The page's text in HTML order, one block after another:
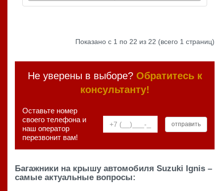
Показано с 1 по 22 из 22 (всего 1 страниц)
Не уверены в выборе? Обратитесь к
консультанту!
Оставьте номер
своего телефона и
наш оператор
перезвонит вам!
Багажники на крышу автомобиля Suzuki Ignis –
самые актуальные вопросы: